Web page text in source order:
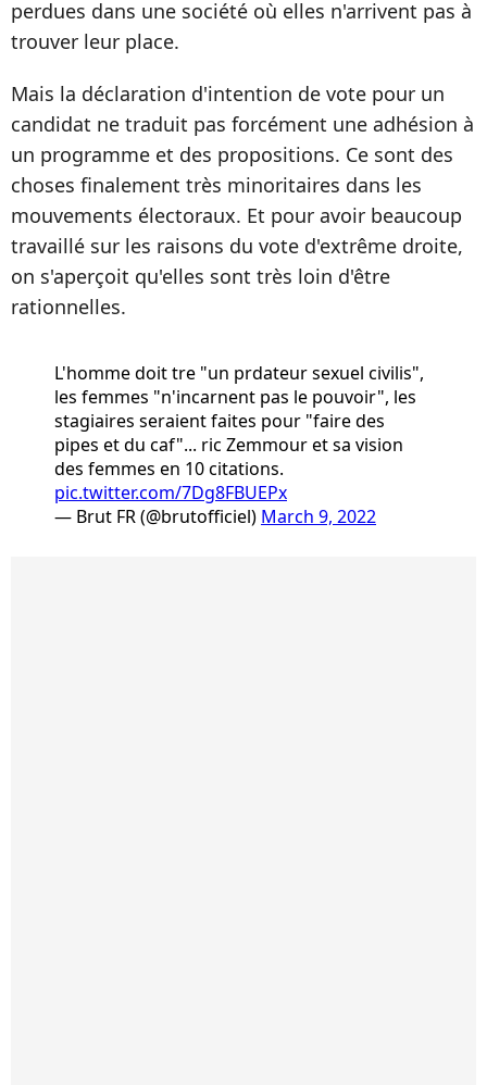
perdues dans une société où elles n'arrivent pas à
trouver leur place.
Mais la déclaration d'intention de vote pour un
candidat ne traduit pas forcément une adhésion à
un programme et des propositions. Ce sont des
choses finalement très minoritaires dans les
mouvements électoraux. Et pour avoir beaucoup
travaillé sur les raisons du vote d'extrême droite,
on s'aperçoit qu'elles sont très loin d'être
rationnelles.
L'homme doit tre "un prdateur sexuel civilis",
les femmes "n'incarnent pas le pouvoir", les
stagiaires seraient faites pour "faire des
pipes et du caf"... ric Zemmour et sa vision
des femmes en 10 citations.
pic.twitter.com/7Dg8FBUEPx
— Brut FR (@brutofficiel) March 9, 2022